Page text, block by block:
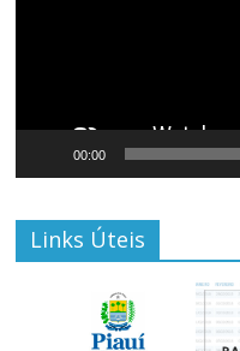
00:00
Links Úteis